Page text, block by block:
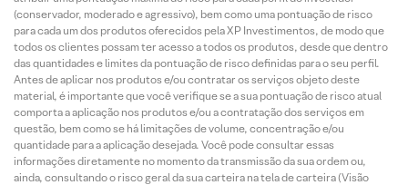
(conservador, moderado e agressivo), bem como uma pontuação de risco
para cada um dos produtos oferecidos pela XP Investimentos, de modo que
todos os clientes possam ter acesso a todos os produtos, desde que dentro
das quantidades e limites da pontuação de risco definidas para o seu perfil.
Antes de aplicar nos produtos e/ou contratar os serviços objeto deste
material, é importante que você verifique se a sua pontuação de risco atual
comporta a aplicação nos produtos e/ou a contratação dos serviços em
questão, bem como se há limitações de volume, concentração e/ou
quantidade para a aplicação desejada. Você pode consultar essas
informações diretamente no momento da transmissão da sua ordem ou,
ainda, consultando o risco geral da sua carteira na tela de carteira (Visão